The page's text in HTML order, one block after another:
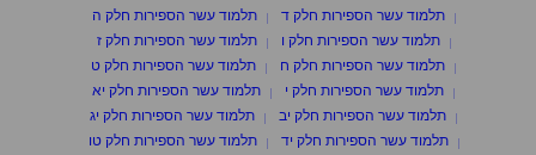
תלמוד עשר הספירות חלק ד
תלמוד עשר הספירות חלק ה
תלמוד עשר הספירות חלק ו
תלמוד עשר הספירות חלק ז
תלמוד עשר הספירות חלק ח
תלמוד עשר הספירות חלק ט
תלמוד עשר הספירות חלק י
תלמוד עשר הספירות חלק יא
תלמוד עשר הספירות חלק יב
תלמוד עשר הספירות חלק יג
תלמוד עשר הספירות חלק יד
תלמוד עשר הספירות חלק טו